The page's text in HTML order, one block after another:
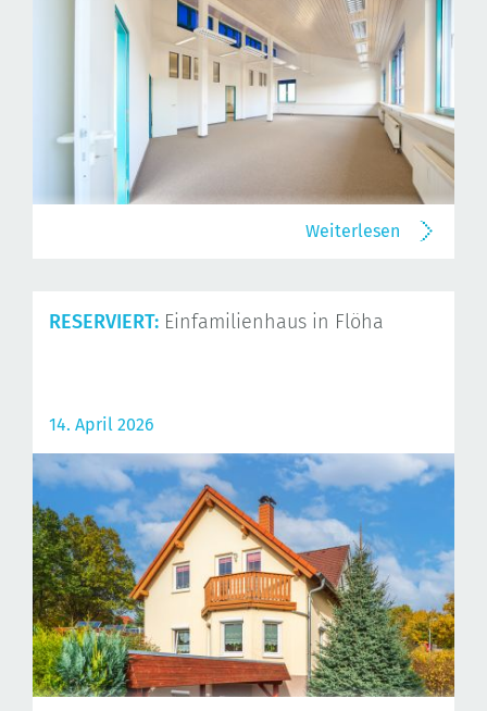
Weiterlesen
RESERVIERT: Einfamilienhaus in Flöha
14. April 2026